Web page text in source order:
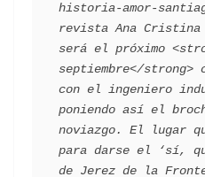
historia-amor-
revista Ana Cristina
será el próximo
septiembre</
con el ingeniero
poniendo así el
noviazgo. El lugar
para darse el ‘sí,
de Jerez de la